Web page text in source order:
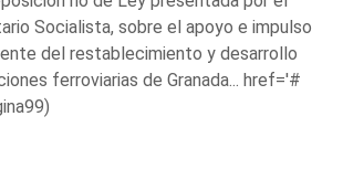
Socialista, sobre el apoyo e impulso
del restablecimiento y desarrollo
ferroviarias de Granada...href='#